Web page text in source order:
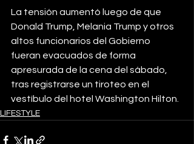
La tensión aumentó luego de que
Donald Trump, Melania Trump y otros
altos funcionarios del Gobierno
fueran evacuados de forma
apresurada de la cena del sábado,
tras registrarse un tiroteo en el
vestíbulo del hotel Washington Hilton.
LIFESTYLE